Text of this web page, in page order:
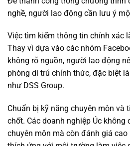
nghề, người lao động cần lưu ý
Việc tìm kiếm thông tin chính xác
Thay vì dựa vào các nhóm
không rõ nguồn, người lao động
phòng di trú chính thức, đặc biệt
như DSS Group.
Chuẩn bị kỹ năng chuyên môn và
chốt. Các doanh nghiệp Úc
chuyên môn mà còn đánh giá